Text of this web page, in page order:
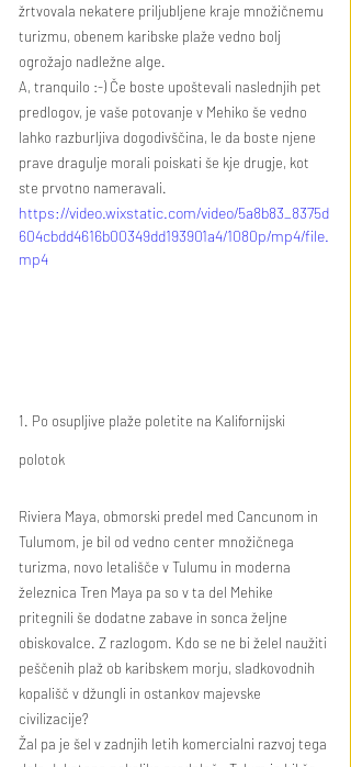
žrtvovala nekatere priljubljene kraje množičnemu
turizmu, obenem karibske plaže vedno bolj
ogrožajo nadležne alge.
A, tranquilo :-) Če boste upoštevali naslednjih pet
predlogov, je vaše potovanje v Mehiko še vedno
lahko razburljiva dogodivščina, le da boste njene
prave dragulje morali poiskati še kje drugje, kot
ste prvotno nameravali.
https://video.wixstatic.com/video/5a8b83_8375d
604cbdd4616b00349dd193901a4/1080p/mp4/file.
mp4
1. Po osupljive plaže poletite na Kalifornijski
polotok
Riviera Maya, obmorski predel med Cancunom in
Tulumom, je bil od vedno center množičnega
turizma, novo letališče v Tulumu in moderna
železnica Tren Maya pa so v ta del Mehike
pritegnili še dodatne zabave in sonca željne
obiskovalce. Z razlogom. Kdo se ne bi želel naužiti
peščenih plaž ob karibskem morju, sladkovodnih
kopališč v džungli in ostankov majevske
civilizacije?
Žal pa je šel v zadnjih letih komercialni razvoj tega